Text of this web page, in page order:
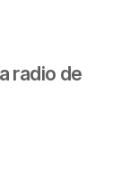
radio de